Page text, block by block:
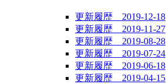
更新履歴 2019-12-18
更新履歴 2019-11-27
更新履歴 2019-08-28
更新履歴 2019-07-24
更新履歴 2019-06-18
更新履歴 2019-04-15